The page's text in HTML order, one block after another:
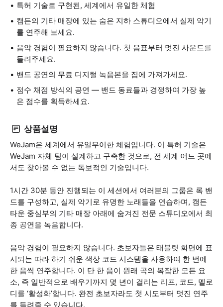
특허 기술로 구현된, 세계에서 유일한 체험
캠든의 기타 매장에 있는 숨은 지하 스튜디오에서 실제 악기
를 연주해 보세요.
음악 경험이 필요하지 않습니다. 첫 음표부터 멋진 사운드를
들려주세요.
밴드 공연의 무료 디지털 녹음본을 집에 가져가세요.
점수 채점 방식의 공연 — 밴드 동료들과 경쟁하여 가장 높
은 점수를 획득하세요.
상품설명
WeJam은 세계에서 유일무이한 체험입니다. 이 특허 기술은
WeJam 자체 팀이 설계하고 구축한 것으로, 전 세계 어느 곳에
서도 찾아볼 수 없는 독보적인 기술입니다.
1시간 30분 동안 진행되는 이 세션에서 여러분의 그룹은 록 밴
드를 구성하고, 실제 악기로 유명한 노래들을 연습하며, 캠든
타운 중심부의 기타 매장 아래에 숨겨진 전문 스튜디오에서 최
종 공연을 녹음합니다.
음악 경험이 필요하지 않습니다. 초보자들은 태블릿 화면에 표
시되는 따라 하기 쉬운 색상 코드 시스템을 사용하여 한 번에
한 음씩 연주합니다. 이 단 한 음이 원래 곡의 복잡한 모든 요
소, 즉 일반적으로 배우기까지 몇 년이 걸리는 리프, 코드, 멜로
디를 ‘활성화’합니다. 완전 초보자라도 첫 시도부터 멋진 연주
를 들려줄 수 있습니다.